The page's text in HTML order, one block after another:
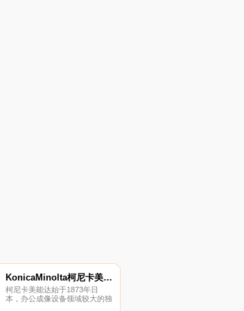
KonicaMinolta柯尼卡美能达
柯尼卡美能达始于1873年日
本，办公成像设备领域较大的独